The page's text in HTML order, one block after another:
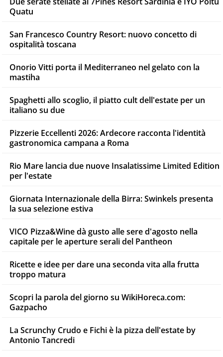
Quatu
San Francesco Country Resort: nuovo concetto di
ospitalità toscana
Onorio Vitti porta il Mediterraneo nel gelato con la
mastiha
Spaghetti allo scoglio, il piatto cult dell'estate per un
italiano su due
Pizzerie Eccellenti 2026: Ardecore racconta l'identità
gastronomica campana a Roma
Rio Mare lancia due nuove Insalatissime Limited Edition
per l'estate
Giornata Internazionale della Birra: Swinkels presenta
la sua selezione estiva
VICO Pizza&Wine dà gusto alle sere d'agosto nella
capitale per le aperture serali del Pantheon
Ricette e idee per dare una seconda vita alla frutta
troppo matura
Scopri la parola del giorno su WikiHoreca.com:
Gazpacho
La Scrunchy Crudo e Fichi è la pizza dell'estate by
Antonio Tancredi